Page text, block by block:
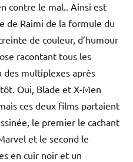
contre le mal.. Ainsi est
de Raimi de la formule du
de couleur, d’humour
racontant tous les
multiplexes après
Oui, Blade et X-Men
ces deux films partaient
le premier le cachant
et le second le
en cuir noir et un